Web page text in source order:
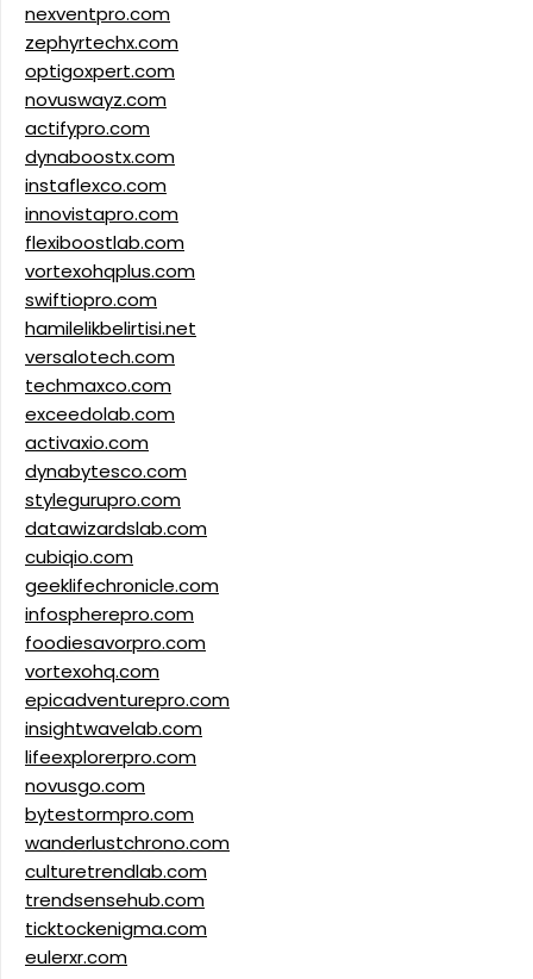
nexventpro.com
zephyrtechx.com
optigoxpert.com
novuswayz.com
actifypro.com
dynaboostx.com
instaflexco.com
innovistapro.com
flexiboostlab.com
vortexohqplus.com
swiftiopro.com
hamilelikbelirtisi.net
versalotech.com
techmaxco.com
exceedolab.com
activaxio.com
dynabytesco.com
stylegurupro.com
datawizardslab.com
cubiqio.com
geeklifechronicle.com
infospherepro.com
foodiesavorpro.com
vortexohq.com
epicadventurepro.com
insightwavelab.com
lifeexplorerpro.com
novusgo.com
bytestormpro.com
wanderlustchrono.com
culturetrendlab.com
trendsensehub.com
ticktockenigma.com
eulerxr.com